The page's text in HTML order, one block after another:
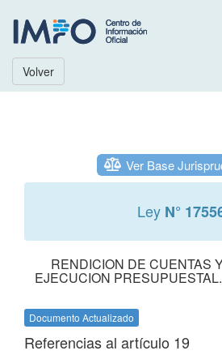
Volver
Ver Base
Ley N°
RENDICION DE CUENTAS
EJECUCION
Documento Actualizado
Referencias al artículo 19